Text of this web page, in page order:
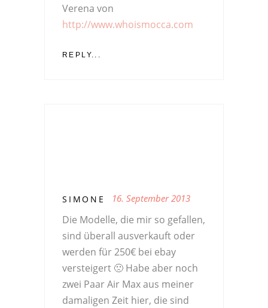
Verena von
http://www.whoismocca.com
REPLY...
SIMONE 16. September 2013
Die Modelle, die mir so gefallen,
sind überall ausverkauft oder
werden für 250€ bei ebay
versteigert 🙁 Habe aber noch
zwei Paar Air Max aus meiner
damaligen Zeit hier, die sind